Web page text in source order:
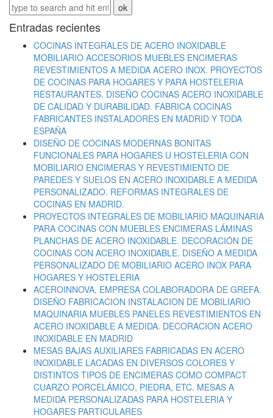
Entradas recientes
COCINAS INTEGRALES DE ACERO INOXIDABLE
MOBILIARIO ACCESORIOS MUEBLES ENCIMERAS
REVESTIMIENTOS A MEDIDA ACERO INOX. PROYECTOS
DE COCINAS PARA HOGARES Y PARA HOSTELERIA
RESTAURANTES. DISEÑO COCINAS ACERO INOXIDABLE
DE CALIDAD Y DURABILIDAD. FABRICA COCINAS
FABRICANTES INSTALADORES EN MADRID Y TODA
ESPAÑA
DISEÑO DE COCINAS MODERNAS BONITAS
FUNCIONALES PARA HOGARES U HOSTELERIA CON
MOBILIARIO ENCIMERAS Y REVESTIMIENTO DE
PAREDES Y SUELOS EN ACERO INOXIDABLE A MEDIDA
PERSONALIZADO. REFORMAS INTEGRALES DE
COCINAS EN MADRID.
PROYECTOS INTEGRALES DE MOBILIARIO MAQUINARIA
PARA COCINAS CON MUEBLES ENCIMERAS LÁMINAS
PLANCHAS DE ACERO INOXIDABLE. DECORACIÓN DE
COCINAS CON ACERO INOXIDABLE. DISEÑO A MEDIDA
PERSONALIZADO DE MOBILIARIO ACERO INOX PARA
HOGARES Y HOSTELERIA
ACEROINNOVA, EMPRESA COLABORADORA DE GREFA.
DISEÑO FABRICACION INSTALACION DE MOBILIARIO
MAQUINARIA MUEBLES PANELES REVESTIMIENTOS EN
ACERO INOXIDABLE A MEDIDA. DECORACION ACERO
INOXIDABLE EN MADRID
MESAS BAJAS AUXILIARES FABRICADAS EN ACERO
INOXIDABLE LACADAS EN DIVERSOS COLORES Y
DISTINTOS TIPOS DE ENCIMERAS COMO COMPACT
CUARZO PORCELÁMICO, PIEDRA, ETC. MESAS A
MEDIDA PERSONALIZADAS PARA HOSTELERIA Y
HOGARES PARTICULARES